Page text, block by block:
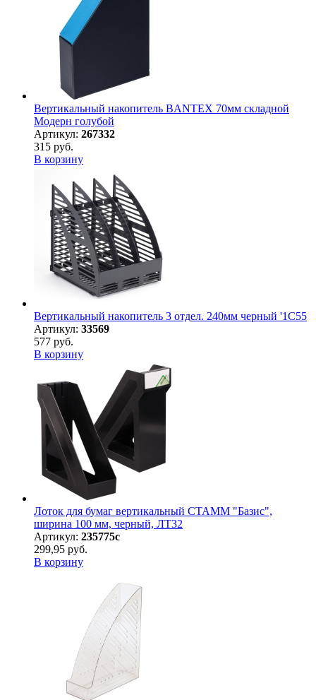
Вертикальный накопитель BANTEX 70мм складной
Модерн голубой
Артикул: 267332
315 руб.
В корзину
Вертикальный накопитель 3 отдел. 240мм черный '1С55
Артикул: 33569
577 руб.
В корзину
Лоток для бумаг вертикальный СТАММ "Базис",
ширина 100 мм, черный, ЛТ32
Артикул: 235775с
299,95 руб.
В корзину